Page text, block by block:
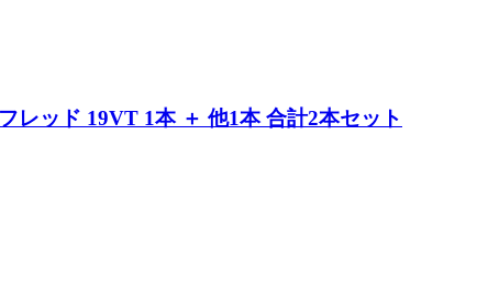
レッド 19VT 1本 ＋ 他1本 合計2本セット